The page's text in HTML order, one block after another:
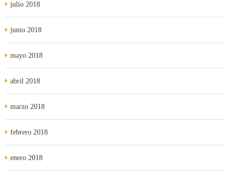
julio 2018
junio 2018
mayo 2018
abril 2018
marzo 2018
febrero 2018
enero 2018